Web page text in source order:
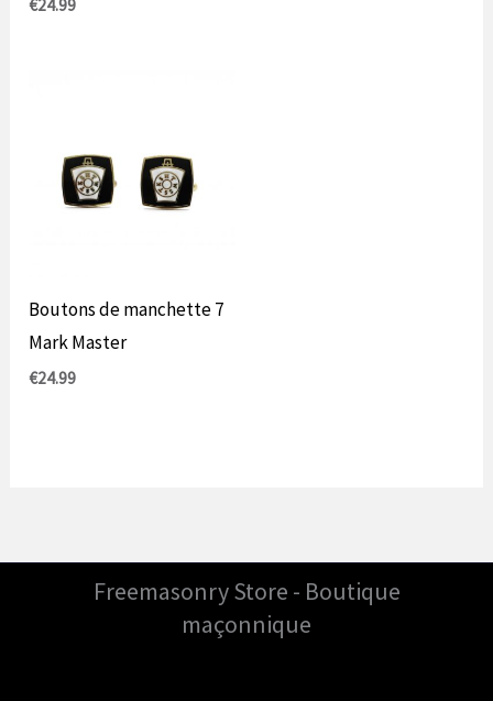
€24.99
Boutons de manchette 7
Mark Master
€24.99
Freemasonry Store - Boutique
maçonnique